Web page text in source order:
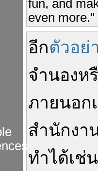
fun, and
even more."
อีกตัวอย่
จำนองห
ภายนอก
สำนักงา
ทำได้เช่